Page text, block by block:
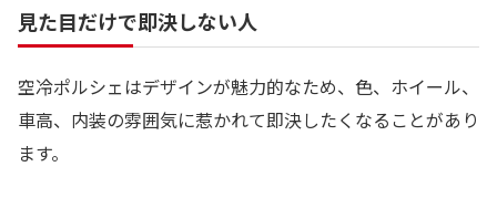
見た目だけで即決しない人
空冷ポルシェはデザインが魅力的なため、色、ホイール、
車高、内装の雰囲気に惹かれて即決したくなることがあり
ます。